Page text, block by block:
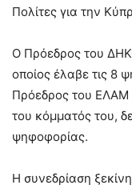
Πολίτες για την
Ο Πρόεδρος του
οποίος έλαβε τις 8
Πρόεδρος του ΕΛΑΜ
του κόμματός του,
ψηφοφορίας.
Η συνεδρίαση